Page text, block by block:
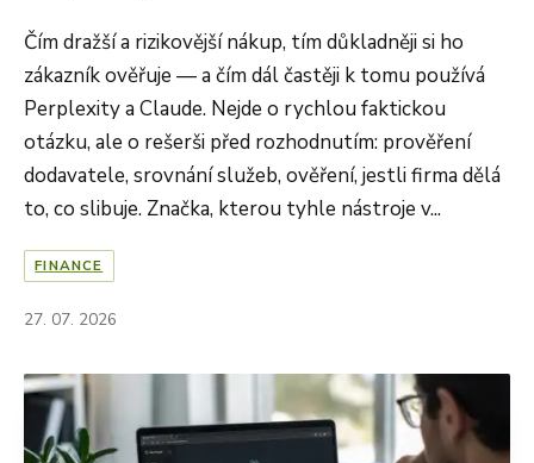
Čím dražší a rizikovější nákup, tím důkladněji si ho
zákazník ověřuje — a čím dál častěji k tomu používá
Perplexity a Claude. Nejde o rychlou faktickou
otázku, ale o rešerši před rozhodnutím: prověření
dodavatele, srovnání služeb, ověření, jestli firma dělá
to, co slibuje. Značka, kterou tyhle nástroje v...
FINANCE
27. 07. 2026